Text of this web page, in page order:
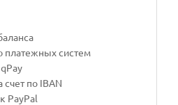
систем
по IBAN
PayPal